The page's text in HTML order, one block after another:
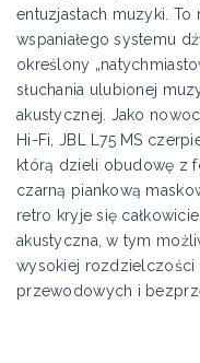
entuzjastach muzyki. To
wspaniałego systemu
określony
słuchania ulubionej
akustycznej. Jako
Hi-Fi, JBL L75 MS
którą dzieli obudowę z
czarną piankową
retro kryje się
akustyczna, w tym
wysokiej rozdzielczości
przewodowych i